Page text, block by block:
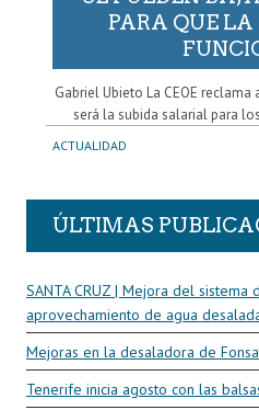
PARA QUE
Gabriel Ubieto La CEOE
será la subida salarial para
ACTUALIDAD
ÚLTIMAS
SANTA CRUZ | Mejora del
aprovechamiento de agua
Mejoras en la desaladora de
Tenerife inicia agosto con las